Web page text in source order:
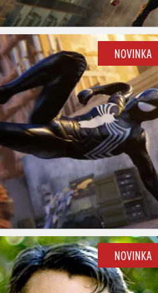
NOVINKA
NOVINKA